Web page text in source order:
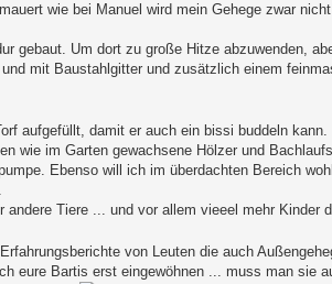
wie bei Manuel wird mein Gehege zwar
gebaut. Um dort zu große Hitze abzuwenden,
mit Baustahlgitter und zusätzlich einem
aufgefüllt, damit er auch ein bissi buddeln
wie im Garten gewachsene Hölzer und
Ebenso will ich im überdachten Bereich
Tiere ... und vor allem vieeel mehr Kinder
von Leuten die auch
eure Bartis erst eingewöhnen ... muss man sie